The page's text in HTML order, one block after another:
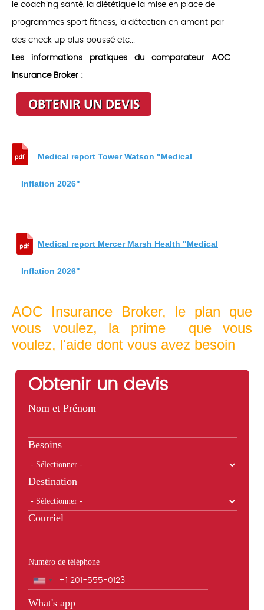
le coaching santé, la diététique la mise en place de
programmes sport fitness, la détection en amont par
des check up plus poussé etc...
Les informations pratiques du comparateur AOC
Insurance Broker :
Medical report Tower Watson "Medical
Inflation 2026"
Medical report Mercer Marsh Health "Medical
Inflation 2026"
AOC Insurance Broker, le plan que
vous voulez, la prime que vous
voulez, l'aide dont vous avez besoin
Obtenir un devis
Nom et Prénom
Besoins
Destination
Courriel
Numéro de téléphone
Téléphone
What's app